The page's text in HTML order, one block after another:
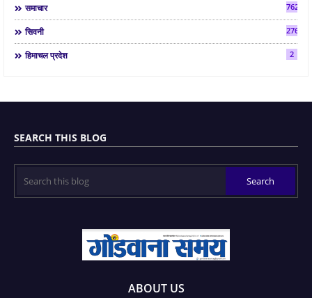
समाचार 7624
सिवनी 2763
हिमाचल प्रदेश 2
SEARCH THIS BLOG
ABOUT US